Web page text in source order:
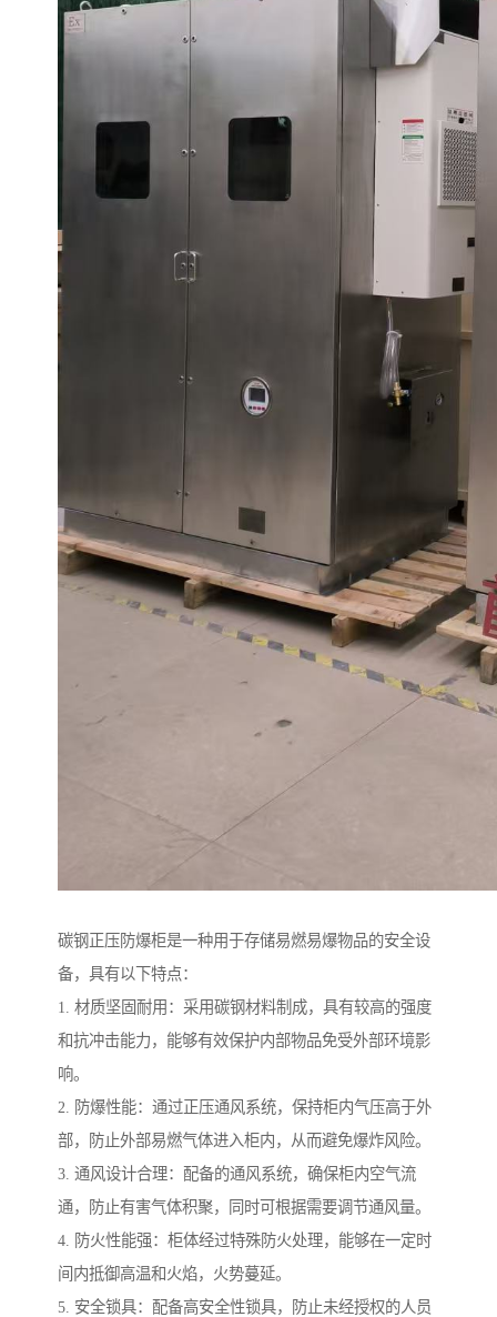
碳钢正压防爆柜是一种用于存储易燃易爆物品的安全设
备，具有以下特点：
1. 材质坚固耐用：采用碳钢材料制成，具有较高的强度
和抗冲击能力，能够有效保护内部物品免受外部环境影
响。
2. 防爆性能：通过正压通风系统，保持柜内气压高于外
部，防止外部易燃气体进入柜内，从而避免爆炸风险。
3. 通风设计合理：配备的通风系统，确保柜内空气流
通，防止有害气体积聚，同时可根据需要调节通风量。
4. 防火性能强：柜体经过特殊防火处理，能够在一定时
间内抵御高温和火焰，火势蔓延。
5. 安全锁具：配备高安全性锁具，防止未经授权的人员